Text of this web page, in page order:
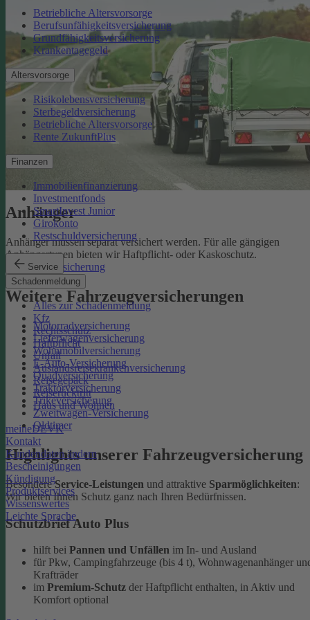
Betriebliche Altersvorsorge
Berufsunfähigkeitsversicherung
Grundfähigkeitsversicherung
Krankentagegeld
Altersvorsorge
Risikolebensversicherung
Sterbegeldversicherung
Betriebliche Altersvorsorge
Rente ZukunftPlus
Finanzen
Immobilienfinanzierung
Investmentfonds
SmartInvest Junior
Girokonto
Restschuldversicherung
Service
Schadenmeldung
Alles zur Schadenmeldung
Kfz
Rechtsschutz
Haftpflicht
Unfall
Auslandsreisekrankenversicherung
Reisegepäck
Reiserücktritt
Haus und Wohnen
meineDEVK
Kontakt
Kundendaten ändern
Bescheinigungen
Kündigung
Produktservices
Wissenswertes
Leichte Sprache
Anhänger
Anhänger müssen separat versichert werden. Für alle gängigen
Anhängertypen bieten wir Haftpflicht- oder Kaskoschutz.
Anhängerversicherung
Weitere Fahrzeugversicherungen
Motorradversicherung
Lieferwagenversicherung
Wohnmobilversicherung
E-Auto-Versicherung
Quadversicherung
Traktorversicherung
Trikeversicherung
Zweitwagen-Versicherung
Oldtimer
Highlights unserer Fahrzeugversicherung
BesondereService-Leistungen und attraktive Sparmöglichkeiten:
Wir bieten Ihnen Schutz ganz nach Ihren Bedürfnissen.
Schutzbrief Auto Plus
hilft bei Pannen und Unfällen im In- und Ausland
für Pkw, Campingfahrzeuge (bis 4 t), Wohnwagenanhänger
Krafträder
im Premium-Schutz der Haftpflicht enthalten, in Aktiv und
Komfort optional